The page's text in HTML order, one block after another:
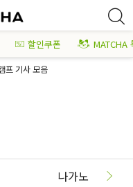
할인쿠폰 MATCHA
프 기사 모음
나가노